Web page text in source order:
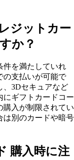
ジットカー
か？
件を満たしていれ
の支払いが可能で
、3Dセキュアなど
にギフトカードコー
購入が制限されてい
は別のカードや暗号
購入時に注